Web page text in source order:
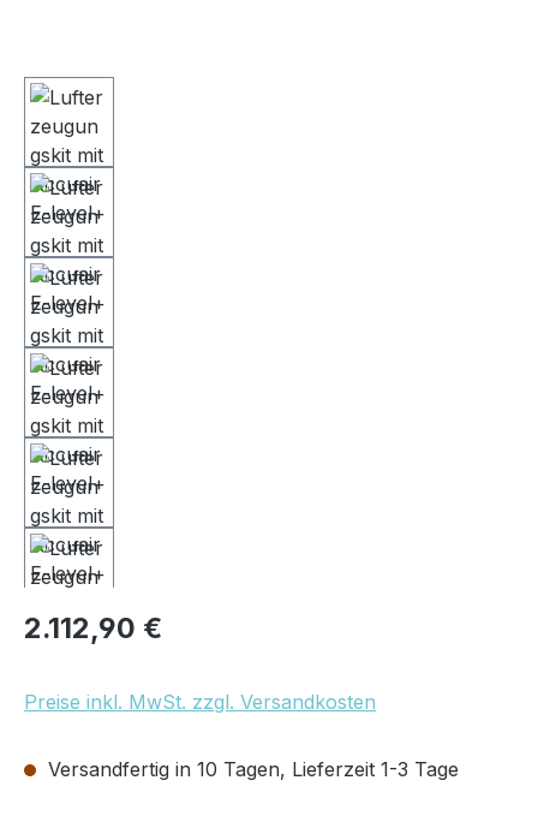
Regulärer Preis:
2.112,90 €
Preise inkl. MwSt. zzgl. Versandkosten
Versandfertig in 10 Tagen, Lieferzeit 1-3 Tage